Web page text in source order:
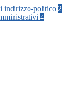
indirizzo-politico 2
4